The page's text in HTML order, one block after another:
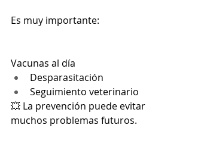
Es muy importante:
Vacunas al día
Desparasitación
Seguimiento veterinario
💥 La prevención puede evitar
muchos problemas futuros.